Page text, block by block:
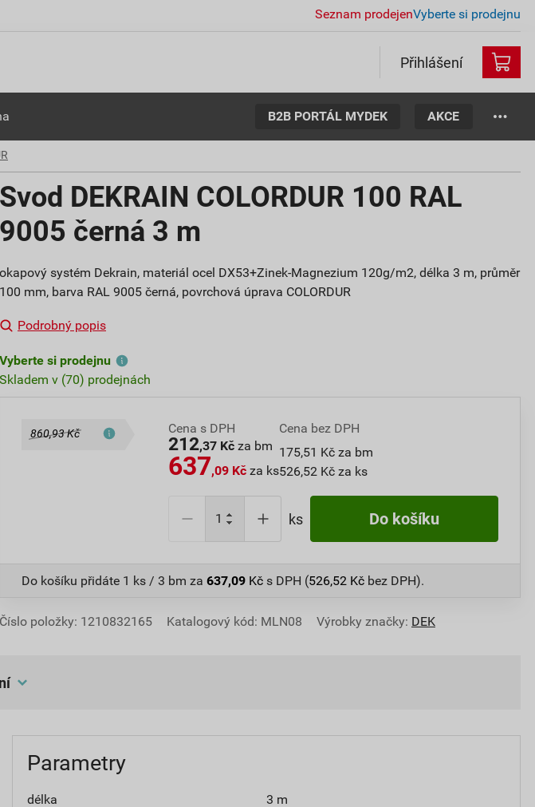
Seznam prodejenVyberte si prodejnu
Přihlášení
B2B PORTÁL MYDEK AKCE
Svod DEKRAIN COLORDUR 100 RAL
9005 černá 3 m
okapový systém Dekrain, materiál ocel DX53+Zinek-Magnezium 120g/m2, délka 3 m, průměr
100 mm, barva RAL 9005 černá, povrchová úprava COLORDUR
Podrobný popis
Vyberte si prodejnu
Skladem v (70) prodejnách
860,93 Kč Cena s DPH
212,37 Kč za bm
637,09 Kč za ks
Cena bez DPH
175,51 Kč za bm
526,52 Kč za ks
ks Do košíku
Do košíku přidáte 1 ks / 3 bm za 637,09 Kč s DPH (526,52 Kč bez DPH).
Číslo položky: 1210832165 Katalogový kód: MLN08 Výrobky značky: DEK
Parametry
délka 3 m